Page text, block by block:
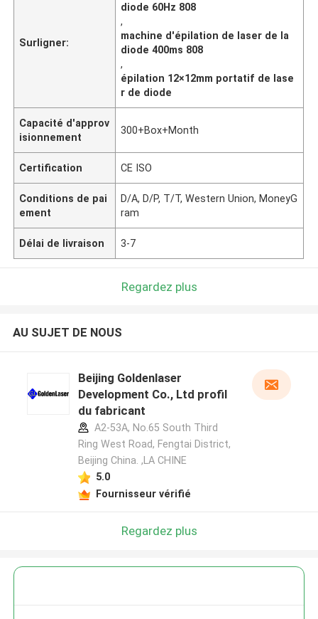
Surligner:
diode 60Hz 808
,
machine d'épilation de laser de la
diode 400ms 808
,
épilation 12×12mm portatif de lase
r de diode
Capacité d'approv
isionnement
300+Box+Month
Certification CE ISO
Conditions de pai
ement
D/A, D/P, T/T, Western Union, MoneyG
ram
Délai de livraison 3-7
Regardez plus
AU SUJET DE NOUS
Beijing Goldenlaser
Development Co., Ltd profil
du fabricant
A2-53A, No.65 South Third
Ring West Road, Fengtai District,
Beijing China. ,LA CHINE
5.0
Fournisseur vérifié
Regardez plus